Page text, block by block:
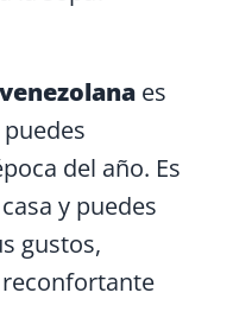
es
del año. Es
y puedes
gustos,